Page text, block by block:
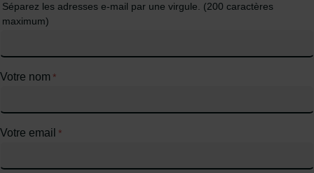
Séparez les adresses e-mail par une virgule. (200 caractères
maximum)
Votre nom *
Votre email *